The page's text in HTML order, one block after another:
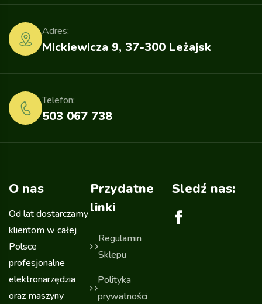
Mickiewicza 9, 37-300 Leżajsk
Adres:
503 067 738
Telefon:
O nas
Od lat dostarczamy
klientom w całej
Polsce
profesjonalne
elektronarzędzia
oraz maszyny
Przydatne
linki
Regulamin
Sklepu
Polityka
prywatności
Sledź nas: